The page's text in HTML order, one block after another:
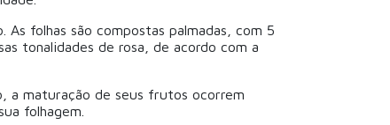
folhas são compostas palmadas, com 5
tonalidades de rosa, de acordo com a
a maturação de seus frutos ocorrem
folhagem.